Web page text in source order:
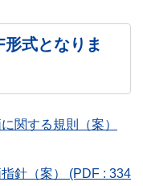
式となりま
関する規則（案）
針（案） (PDF : 334